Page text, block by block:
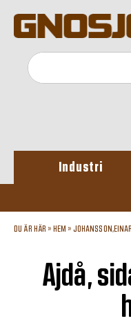
Industri
DU ÄR HÄR » HEM »
Ajdå,